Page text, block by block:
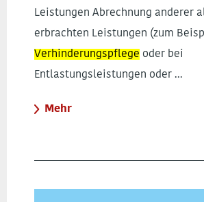
Leistungen Abrechnung anderer
erbrachten Leistungen (zum
Verhinderungspflege oder bei
Entlastungsleistungen oder ...
Mehr